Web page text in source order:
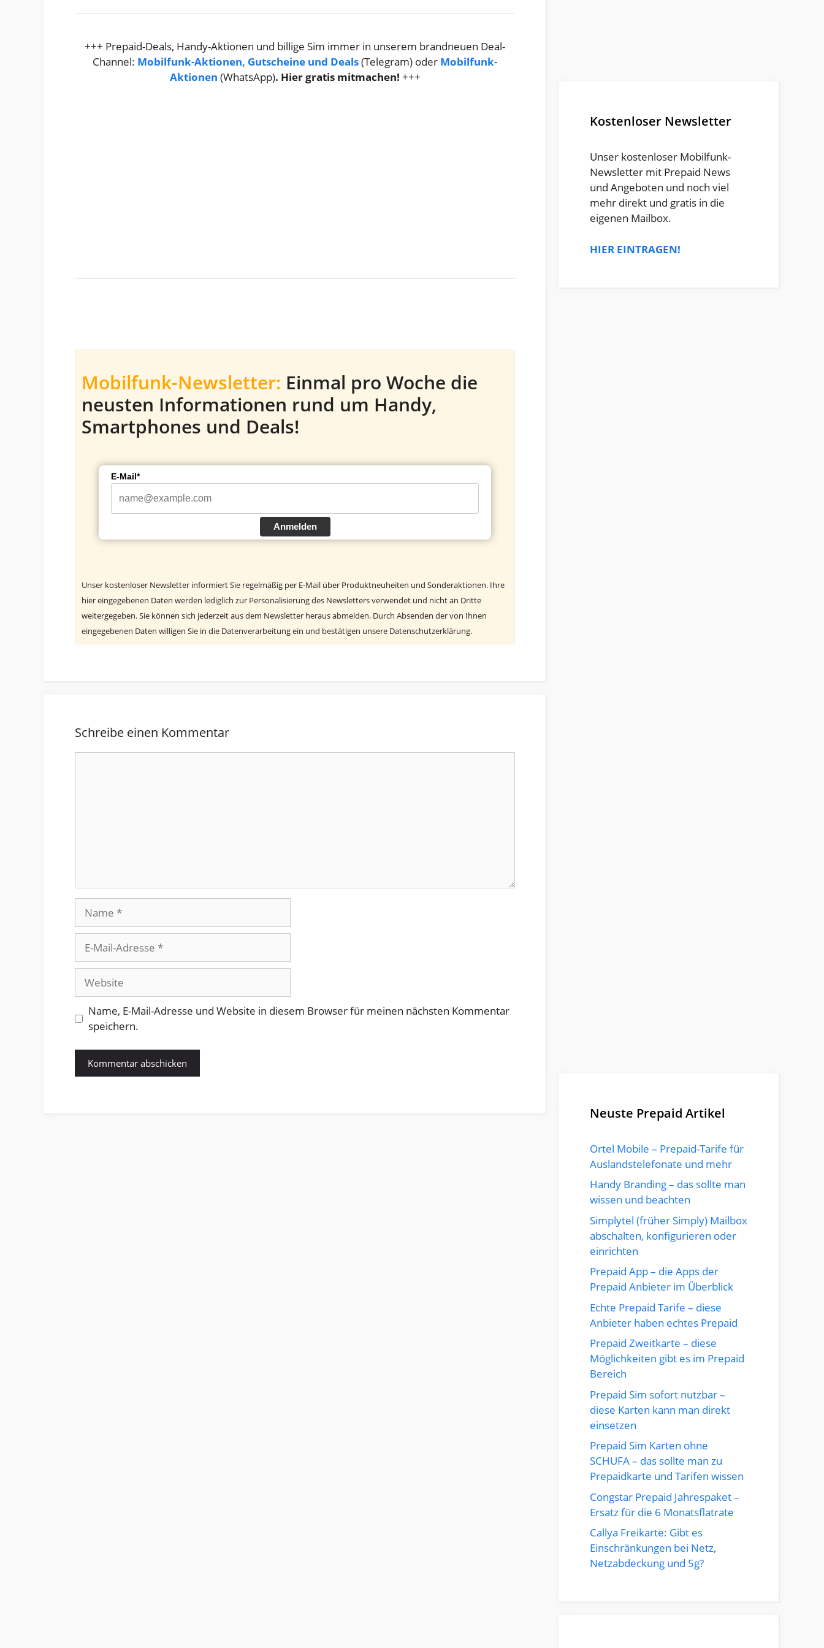
+++ Prepaid-Deals, Handy-Aktionen und billige Sim immer in unserem brandneuen Deal-
Channel: Mobilfunk-Aktionen, Gutscheine und Deals(Telegram) oder Mobilfunk-
Aktionen (WhatsApp). Hier gratis mitmachen! +++
Mobilfunk-Newsletter: Einmal pro Woche die
neusten Informationen rund um Handy,
Smartphones und Deals!
E-Mail*
Anmelden
Unser kostenloser Newsletter informiert Sie regelmäßig per E-Mail über Produktneuheiten und Sonderaktionen. Ihre
hier eingegebenen Daten werden lediglich zur Personalisierung des Newsletters verwendet und nicht an Dritte
weitergegeben. Sie können sich jederzeit aus dem Newsletter heraus abmelden. Durch Absenden der von Ihnen
eingegebenen Daten willigen Sie in die Datenverarbeitung ein und bestätigen unsere Datenschutzerklärung.
Schreibe einen Kommentar
Mail-
Adresse
Website
Name, E-Mail-Adresse und Website in diesem Browser für meinen nächsten Kommentar
speichern.
Kostenloser Newsletter
Unser kostenloser Mobilfunk-
Newsletter mit Prepaid News
und Angeboten und noch viel
mehr direkt und gratis in die
eigenen Mailbox.
HIER EINTRAGEN!
Neuste Prepaid Artikel
Ortel Mobile – Prepaid-Tarife für
Auslandstelefonate und mehr
Handy Branding – das sollte man
wissen und beachten
Simplytel (früher Simply) Mailbox
abschalten, konfigurieren oder
einrichten
Prepaid App – die Apps der
Prepaid Anbieter im Überblick
Echte Prepaid Tarife – diese
Anbieter haben echtes Prepaid
Prepaid Zweitkarte – diese
Möglichkeiten gibt es im Prepaid
Bereich
Prepaid Sim sofort nutzbar –
diese Karten kann man direkt
einsetzen
Prepaid Sim Karten ohne
SCHUFA – das sollte man zu
Prepaidkarte und Tarifen wissen
Congstar Prepaid Jahrespaket –
Ersatz für die 6 Monatsflatrate
Callya Freikarte: Gibt es
Einschränkungen bei Netz,
Netzabdeckung und 5g?